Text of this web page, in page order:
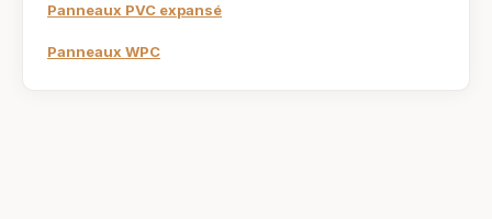
Panneaux PVC expansé
Panneaux WPC